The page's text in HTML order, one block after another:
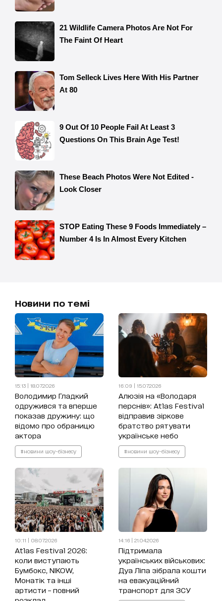
Новини по темі
15:13 | 18.07.2026
Володимир Гладкий
одружився та вперше
показав дружину: що
відомо про обраницю
актора
#новини шоу-бізнесу
16:09 | 15.07.2026
Алюзія на «Володаря
перснів»: Atlas Festival
відправив зіркове
братство рятувати
українське небо
#новини шоу-бізнесу
10:11 | 08.07.2026
Atlas Festival 2026:
коли виступають
Бумбокс, NIKOW,
Монатік та інші
артисти – повний
14:16 | 21.04.2026
Підтримала
українських військових:
Дуа Ліпа зібрала кошти
на евакуаційний
транспорт для ЗСУ